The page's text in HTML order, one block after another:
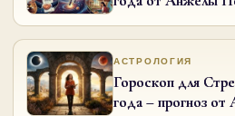
АСТРОЛОГИЯ
Гороскоп для
года – прогноз